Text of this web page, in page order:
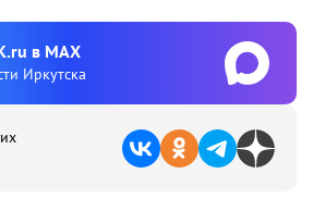
в MAX
Иркутска